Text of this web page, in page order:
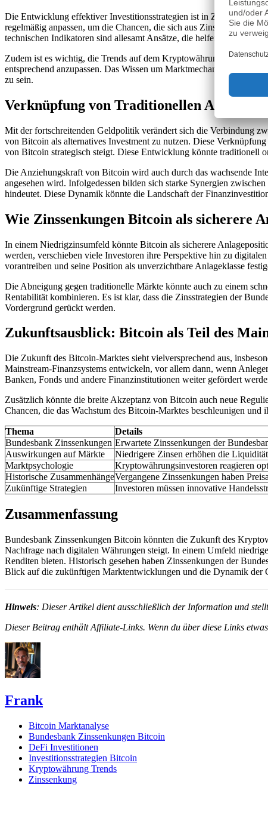
Die Entwicklung effektiver Investitionsstrategien ist in Zeiten
regelmäßig anpassen, um die Chancen, die sich aus
technischen Indikatoren sind allesamt Ansätze, die helfen können,
Zudem ist es wichtig, die Trends auf dem Kryptowährungsmarkt
entsprechend anzupassen. Das Wissen um Marktmechanismen und
zu sein.
Verknüpfung von Traditionellen Anlagen
Mit der fortschreitenden Geldpolitik verändert sich die Verbindung
von Bitcoin als alternatives Investment zu nutzen. Diese
von Bitcoin strategisch steigt. Diese Entwicklung könnte traditionell
Die Anziehungskraft von Bitcoin wird auch durch das wachsende
angesehen wird. Infolgedessen bilden sich starke Synergien
hindeutet. Diese Dynamik könnte die Landschaft der
Wie Zinssenkungen Bitcoin als sicherere
In einem Niedrigzinsumfeld könnte Bitcoin als sicherere
werden, verschieben viele Investoren ihre Perspektive hin zu
vorantreiben und seine Position als unverzichtbare Anlageklasse
Die Abneigung gegen traditionelle Märkte könnte auch zu einem
Rentabilität kombinieren. Es ist klar, dass die Zinsstrategien der
Vordergrund gerückt werden.
Zukunftsausblick: Bitcoin als Teil des
Die Zukunft des Bitcoin-Marktes sieht vielversprechend aus,
Mainstream-Finanzsystems entwickeln, vor allem dann, wenn
Banken, Fonds und andere Finanzinstitutionen weiter gefördert
Zusätzlich könnte die breite Akzeptanz von Bitcoin auch neue
Chancen, die das Wachstum des Bitcoin-Marktes beschleunigen
Thema
Details
Bundesbank Zinssenkungen Erwartete Zinssenkungen der
Auswirkungen auf Märkte
Niedrigere Zinsen erhöhen die
Marktpsychologie
Kryptowährungsinvestoren reagieren
Historische ZusammenhängeVergangene Zinssenkungen haben
Zukünftige Strategien
Investoren müssen innovative
Zusammenfassung
Bundesbank Zinssenkungen Bitcoin könnten die Zukunft des
Nachfrage nach digitalen Währungen steigt. In einem Umfeld
Renditen bieten. Historisch gesehen haben Zinssenkungen der
Blick auf die zukünftigen Marktentwicklungen und die Dynamik der
Hinweis: Dieser Artikel dient ausschließlich der Information und
Dieser Beitrag enthält Affiliate-Links. Wenn du über diese Links
Frank
Bitcoin Marktanalyse
Bundesbank Zinssenkungen Bitcoin
DeFi Investitionen
Investitionsstrategien Bitcoin
Kryptowährung Trends
Zinssenkung